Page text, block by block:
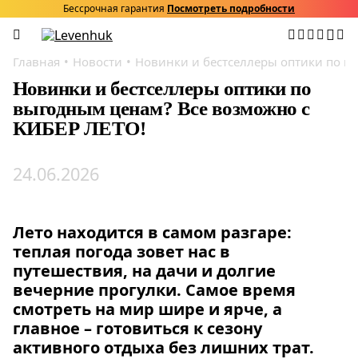
Бессрочная гарантия Посмотреть подробности
Главная Новости Новинки и бестселлеры оптики по
Новинки и бестселлеры оптики по
выгодным ценам? Все возможно с
КИБЕР ЛЕТО!
24.06.2026
Лето находится в самом разгаре:
теплая погода зовет нас в
путешествия, на дачи и долгие
вечерние прогулки. Самое время
смотреть на мир шире и ярче, а
главное – готовиться к сезону
активного отдыха без лишних трат.